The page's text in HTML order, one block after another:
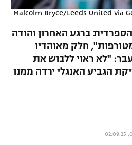
Malcolm Bryce/Leeds United via
ברגע האחרון והודה
שעות מטורפות", חלק מאוהדיו
"לא ראוי ללבוש את
הגביע האנגלי ירדה ממנו